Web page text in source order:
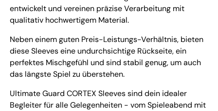
entwickelt und vereinen präzise Verarbeitung mit
qualitativ hochwertigem Material.
Neben einem guten Preis-Leistungs-Verhältnis, bieten
diese Sleeves eine undurchsichtige Rückseite, ein
perfektes Mischgefühl und sind stabil genug, um auch
das längste Spiel zu überstehen.
Ultimate Guard CORTEX Sleeves sind dein idealer
Begleiter für alle Gelegenheiten - vom Spieleabend mit